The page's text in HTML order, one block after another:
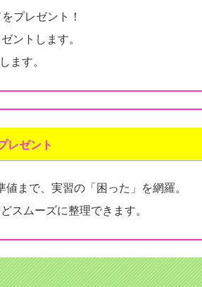
プレゼント！
ントします。
ます。
レゼント
まで、実習の「困った」を網羅。
スムーズに整理できます。